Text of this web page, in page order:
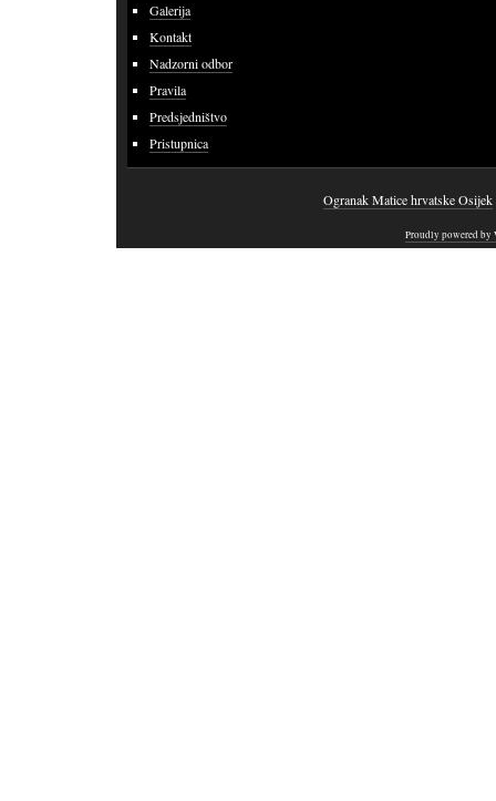
Galerija
Kontakt
Nadzorni odbor
Pravila
Predsjedništvo
Pristupnica
Ogranak Matice hrvatske Osijek
Proudly powered by